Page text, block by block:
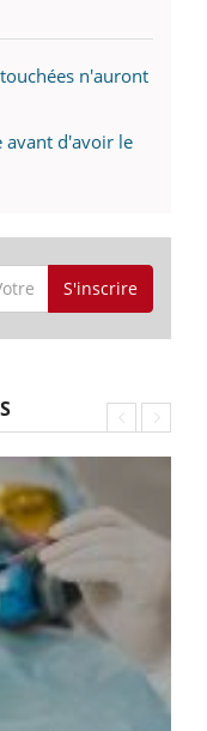
n'auront
avant d'avoir le
S'inscrire